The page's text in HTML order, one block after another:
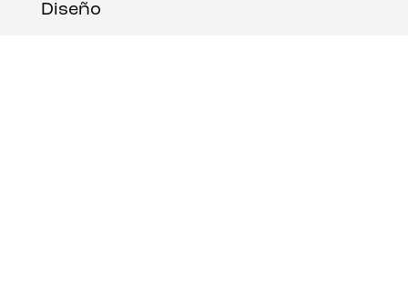
Diseño